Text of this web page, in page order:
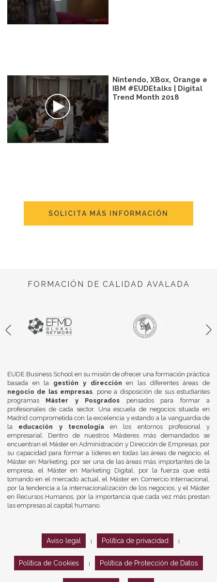
Nintendo, XBox, Orange e
IBM #EUDEtalks | Digital
Trend Month 2018
SOLICITA MÁS INFORMACIÓN
FORMACIÓN DE CALIDAD AVALADA
EUDE Business School en su misión de ofrecer una formación práctica
basada en la gestión y dirección en las diferentes áreas de
negocio de las empresas , pone a disposición de sus estudiantes
programas Máster y Posgrados pensados para formar a
profesionales de cada sector. Una escuela de negocios situada en
Madrid comprometida con la excelencia y estando a la vanguardia de
la educación y tecnologíaen los entornos profesional y
empresarial. Dentro de nuestros Másteres más demandados se
encuentran el Máster en Administración y Dirección de Empresas, por
su capacidad para formar a líderes en todas las áreas de negocio, el
Máster en Marketing, por ser una de las áreas más importantes de la
empresa, el Máster en Marketing Digital, por la fuerza que está
tomando en el mercado actual, el Máster en Comercio Internacional,
por la tendencia a la internacionalización de los negocios, y el Máster
en Recursos Humanos, por la importancia que cada vez más prestan
las empresas al capital humano.
Aviso legal Política de privacidad
Política de Cookies Política de Protección de Datos